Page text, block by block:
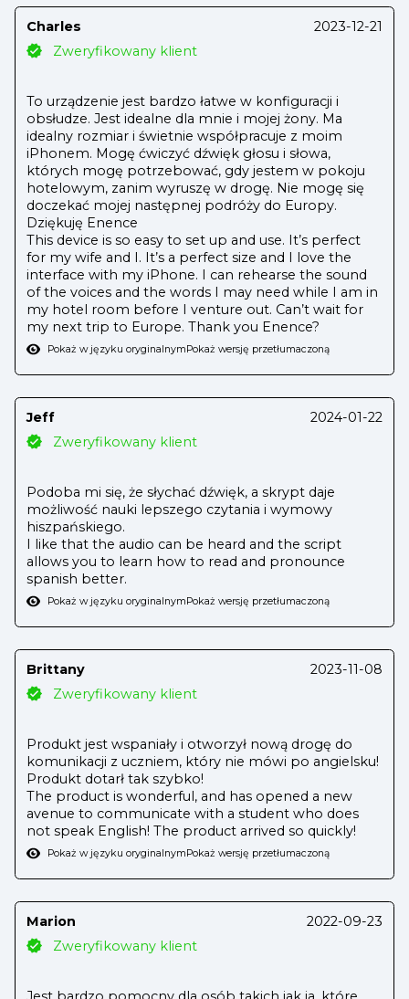
Charles
2023-12-21
Zweryfikowany klient
To urządzenie jest bardzo łatwe w konfiguracji i
obsłudze. Jest idealne dla mnie i mojej żony. Ma
idealny rozmiar i świetnie współpracuje z moim
iPhonem. Mogę ćwiczyć dźwięk głosu i słowa,
których mogę potrzebować, gdy jestem w pokoju
hotelowym, zanim wyruszę w drogę. Nie mogę się
doczekać mojej następnej podróży do Europy.
Dziękuję Enence
This device is so easy to set up and use. It’s perfect
for my wife and I. It’s a perfect size and I love the
interface with my iPhone. I can rehearse the sound
of the voices and the words I may need while I am in
my hotel room before I venture out. Can’t wait for
my next trip to Europe. Thank you Enence?
Pokaż w języku oryginalnymPokaż wersję przetłumaczoną
Jeff
2024-01-22
Zweryfikowany klient
Podoba mi się, że słychać dźwięk, a skrypt daje
możliwość nauki lepszego czytania i wymowy
hiszpańskiego.
I like that the audio can be heard and the script
allows you to learn how to read and pronounce
spanish better.
Pokaż w języku oryginalnymPokaż wersję przetłumaczoną
Brittany
2023-11-08
Zweryfikowany klient
Produkt jest wspaniały i otworzył nową drogę do
komunikacji z uczniem, który nie mówi po angielsku!
Produkt dotarł tak szybko!
The product is wonderful, and has opened a new
avenue to communicate with a student who does
not speak English! The product arrived so quickly!
Pokaż w języku oryginalnymPokaż wersję przetłumaczoną
Marion
2022-09-23
Zweryfikowany klient